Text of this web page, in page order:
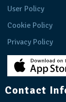
User Policy
Cookie Policy
Privacy Policy
Contact